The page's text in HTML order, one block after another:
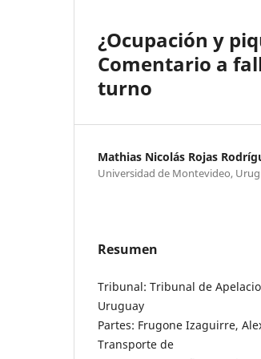
¿Ocupación y
Comentario a
turno
Mathias Nicolás Rojas
Universidad de Montevideo,
Resumen
Tribunal: Tribunal de
Uruguay
Partes: Frugone Izaguirre,
Transporte de